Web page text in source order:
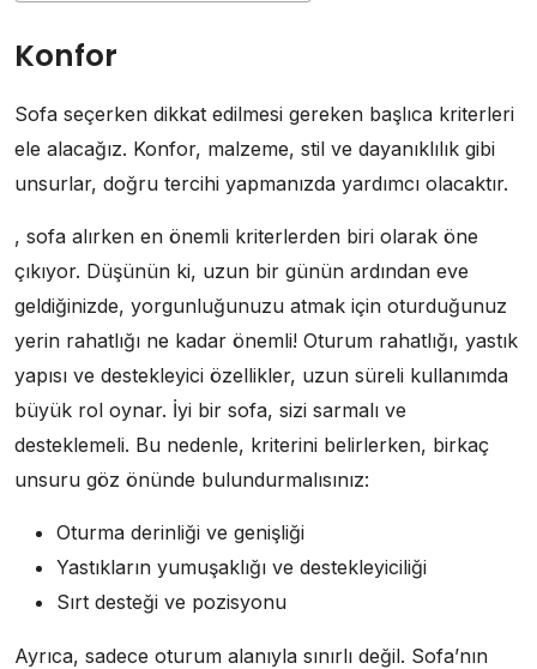
Konfor
Sofa seçerken dikkat edilmesi gereken başlıca kriterleri
ele alacağız. Konfor, malzeme, stil ve dayanıklılık gibi
unsurlar, doğru tercihi yapmanızda yardımcı olacaktır.
, sofa alırken en önemli kriterlerden biri olarak öne
çıkıyor. Düşünün ki, uzun bir günün ardından eve
geldiğinizde, yorgunluğunuzu atmak için oturduğunuz
yerin rahatlığı ne kadar önemli! Oturum rahatlığı, yastık
yapısı ve destekleyici özellikler, uzun süreli kullanımda
büyük rol oynar. İyi bir sofa, sizi sarmalı ve
desteklemeli. Bu nedenle, kriterini belirlerken, birkaç
unsuru göz önünde bulundurmalısınız:
Oturma derinliği ve genişliği
Yastıkların yumuşaklığı ve destekleyiciliği
Sırt desteği ve pozisyonu
Ayrıca, sadece oturum alanıyla sınırlı değil. Sofa’nın